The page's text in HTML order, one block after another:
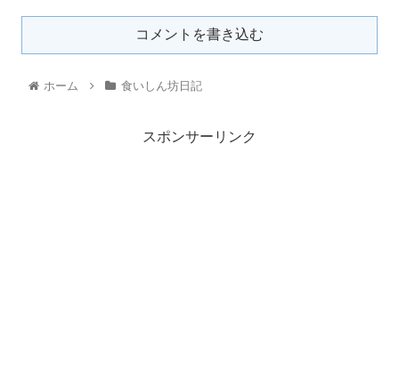
コメントを書き込む
ホーム 食いしん坊日記
スポンサーリンク